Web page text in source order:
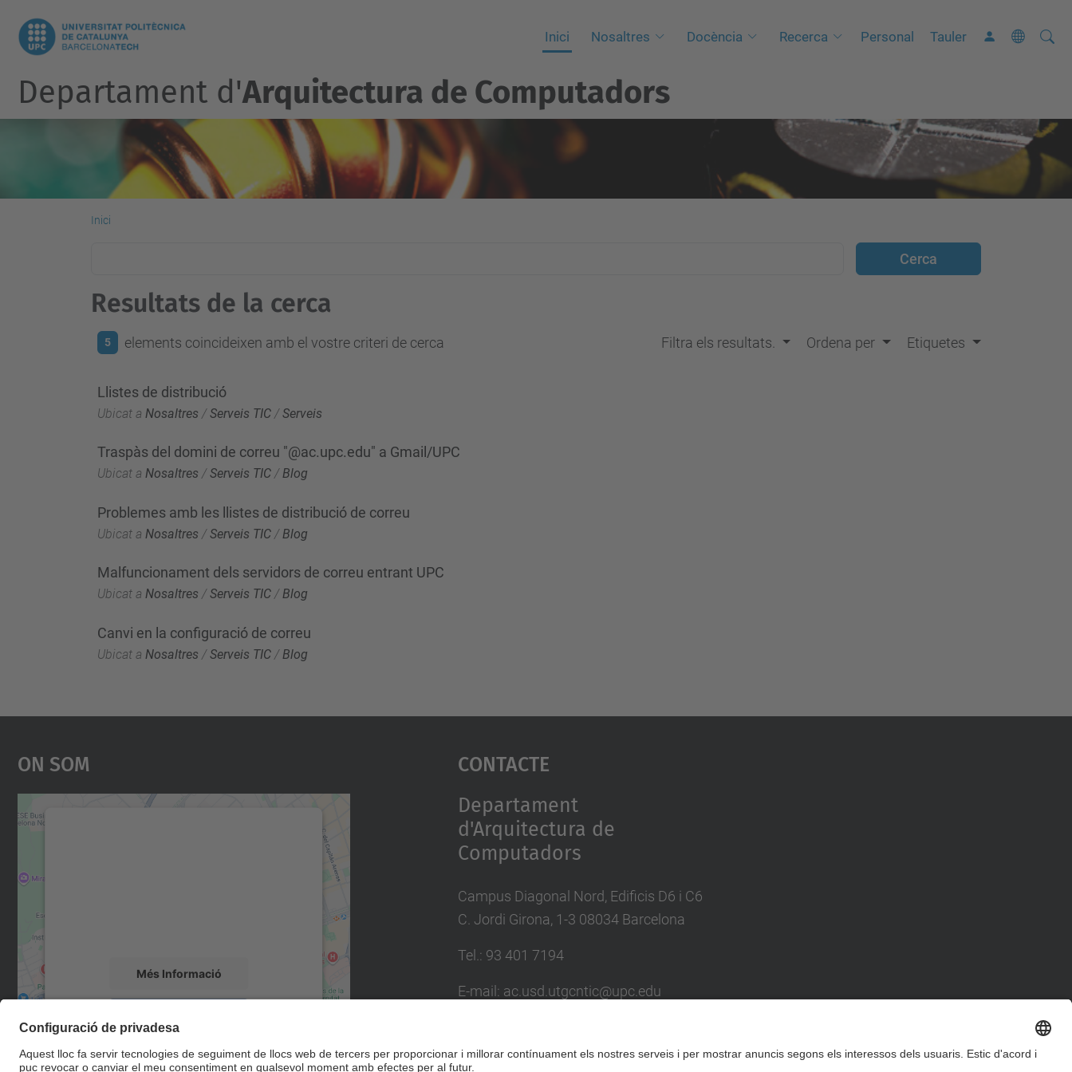
Inici Nosaltres Docència Recerca Personal Tauler Cerca
C
a
a
Departament d'Arquitectura de Computadors
Inici
Resultats de la cerca
5 elements coincideixen amb el vostre criteri de cerca Filtra els resultats. Ordena per Etiquetes
Llistes de distribució
Ubicat a Nosaltres /Serveis TIC /Serveis
Traspàs del domini de correu "@ac.upc.edu" a Gmail/UPC
Ubicat a Nosaltres /Serveis TIC /Blog
Problemes amb les llistes de distribució de correu
Ubicat a Nosaltres /Serveis TIC / Blog
Malfuncionament dels servidors de correu entrant UPC
Ubicat a Nosaltres /Serveis TIC /Blog
Canvi en la configuració de correu
Ubicat a Nosaltres /Serveis TIC / Blog
On Som
Més Informació
Management Platform
Contacte
Departament
d'Arquitectura de
Computadors
Campus Diagonal Nord, Edificis D6 i C6
C. Jordi Girona, 1-3 08034 Barcelona
Tel.: 93 401 7194
E-mail: ac.usd.utgcntic@upc.edu
Formulari de contacte